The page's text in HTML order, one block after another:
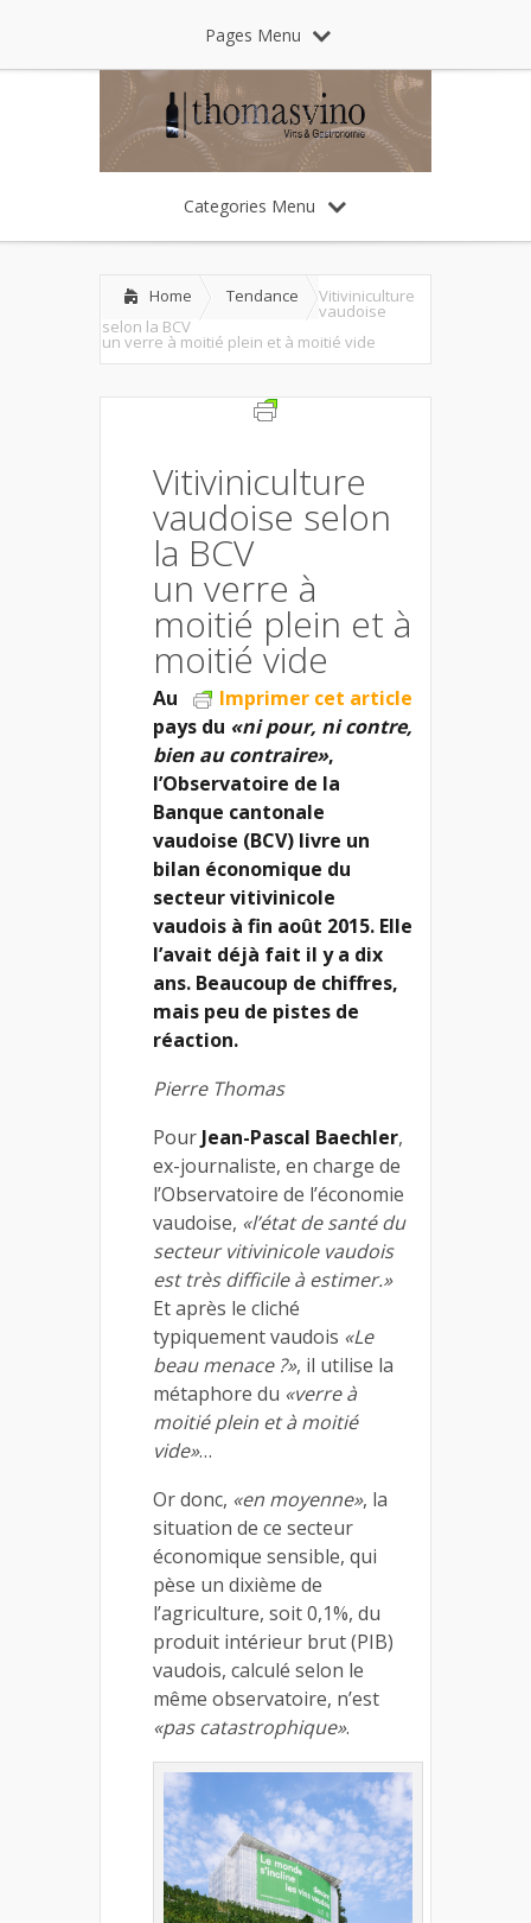
Pages Menu
Categories Menu
Home Tendance Vitiviniculture
vaudoise
selon la BCV
un verre à moitié plein et à moitié vide
Vitiviniculture
vaudoise selon
la BCV
un verre à
moitié plein et à
moitié vide
Imprimer cet article
Au
pays du «ni pour, ni contre,
bien au contraire»,
l’Observatoire de la
Banque cantonale
vaudoise (BCV) livre un
bilan économique du
secteur vitivinicole
vaudois à fin août 2015. Elle
l’avait déjà fait il y a dix
ans. Beaucoup de chiffres,
mais peu de pistes de
réaction.
Pierre Thomas
Pour Jean-Pascal Baechler,
ex-journaliste, en charge de
l’Observatoire de l’économie
vaudoise, «l’état de santé du
secteur vitivinicole vaudois
est très difficile à estimer.»
Et après le cliché
typiquement vaudois «Le
beau menace ?», il utilise la
métaphore du «verre à
moitié plein et à moitié
vide»…
Or donc, «en moyenne», la
situation de ce secteur
économique sensible, qui
pèse un dixième de
l’agriculture, soit 0,1%, du
produit intérieur brut (PIB)
vaudois, calculé selon le
même observatoire, n’est
«pas catastrophique».